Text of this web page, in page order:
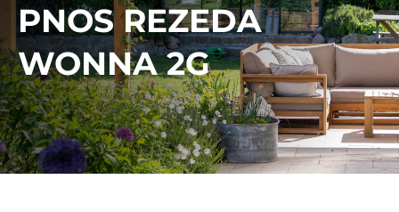
PNOS REZEDA
WONNA 2G